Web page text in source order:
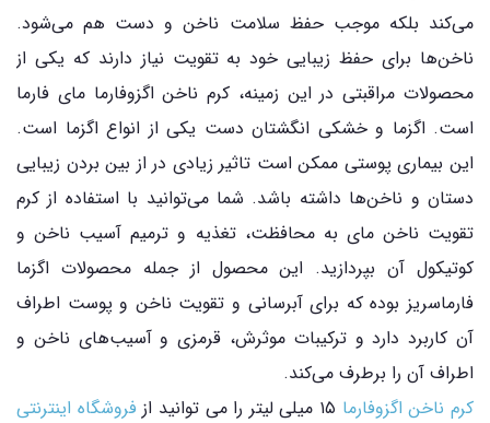
می‌کند بلکه موجب حفظ سلامت ناخن و دست هم می‌شود.
ناخن‌ها برای حفظ زیبایی خود به تقویت نیاز دارند که یکی از
محصولات مراقبتی در این زمینه، کرم ناخن اگزوفارما مای فارما
است. اگزما و خشکی انگشتان دست یکی از انواع اگزما است.
این بیماری پوستی ممکن است تاثیر زیادی در از بین بردن زیبایی
دستان و ناخن‌ها داشته باشد. شما می‌توانید با استفاده از کرم
تقویت ناخن مای به محافظت، تغذیه و ترمیم آسیب ناخن و
کوتیکول آن بپردازید. این محصول از جمله محصولات اگزما
فارماسریز بوده که برای آبرسانی و تقویت ناخن و پوست اطراف
آن کاربرد دارد و ترکیبات موثرش، قرمزی و آسیب‌های ناخن و
اطراف آن را برطرف می‌کند.
کرم ناخن اگزوفارما
فروشگاه اینترنتی